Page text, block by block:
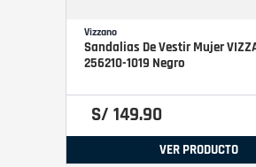
Vizzano
Sandalias De Vestir Mujer
256210-1019 Negro
S/ 149.90
VER PRODUCTO